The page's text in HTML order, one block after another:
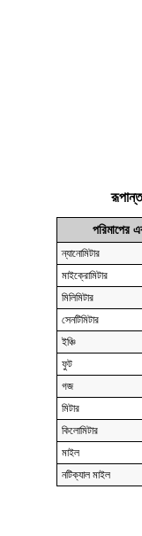
পরিমাপের
ন্যানোমিটার
মাইক্রোমিটার
মিলিমিটার
সেনটিমিটার
ইঞ্চি
ফুট
গজ
মিটার
কিলোমিটার
মাইল
নটিক্যাল মাইল